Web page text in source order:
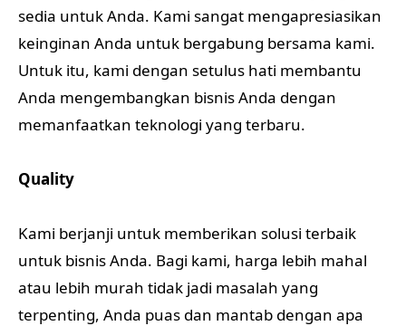
sedia untuk Anda. Kami sangat mengapresiasikan
keinginan Anda untuk bergabung bersama kami.
Untuk itu, kami dengan setulus hati membantu
Anda mengembangkan bisnis Anda dengan
memanfaatkan teknologi yang terbaru.
Quality
Kami berjanji untuk memberikan solusi terbaik
untuk bisnis Anda. Bagi kami, harga lebih mahal
atau lebih murah tidak jadi masalah yang
terpenting, Anda puas dan mantab dengan apa